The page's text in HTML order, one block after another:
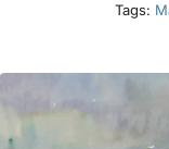
Tags: